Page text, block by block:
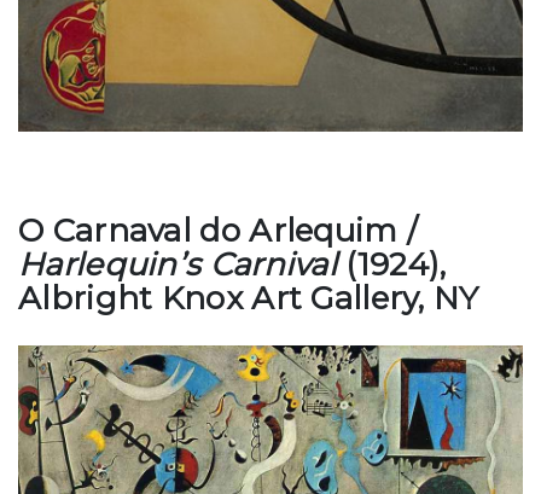
O Carnaval do Arlequim /
Harlequin’s Carnival(1924),
Albright Knox Art Gallery, NY